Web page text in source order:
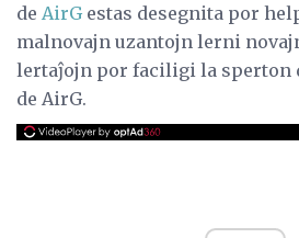
de AirG estas desegnita por
malnovajn uzantojn lerni
lertaĵojn por faciligi la sperton
de AirG.